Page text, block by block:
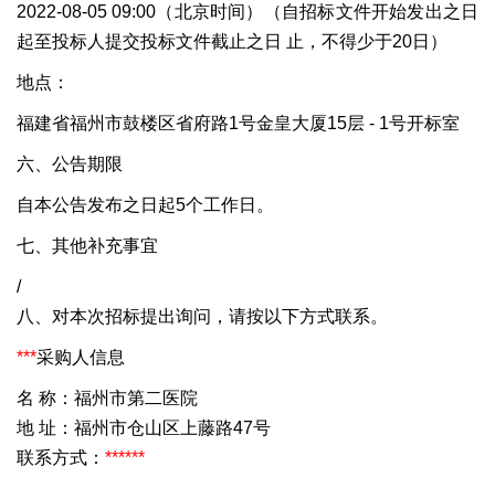
2022-08-05 09:00（北京时间）（自招标文件开始发出之日
起至投标人提交投标文件截止之日 止，不得少于20日）
地点：
福建省福州市鼓楼区省府路1号金皇大厦15层 - 1号开标室
六、公告期限
自本公告发布之日起5个工作日。
七、其他补充事宜
/
八、对本次招标提出询问，请按以下方式联系。
***采购人信息
名 称：福州市第二医院
地 址：福州市仓山区上藤路47号
联系方式： ******